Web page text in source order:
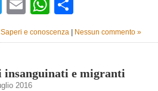
TwitterEmailWhatsApp
Saperi e conoscenza Nessun commento »
e migranti
2016